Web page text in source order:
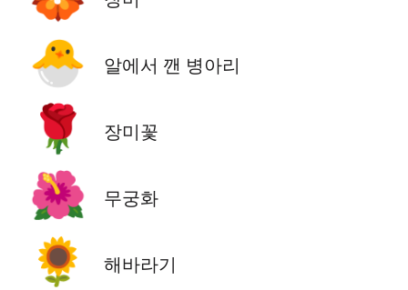
🐣 알에서 깬 병아리
🌹 장미꽃
🌺 무궁화
🌻 해바라기